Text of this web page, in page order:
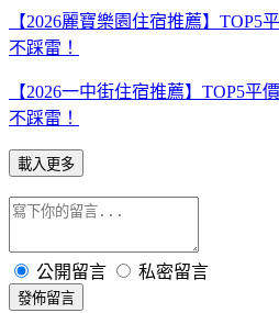
【2026麗寶樂園住宿推薦】TOP5
不踩雷！
【2026一中街住宿推薦】TOP5平
不踩雷！
載入更多
公開留言 私密留言
發佈留言